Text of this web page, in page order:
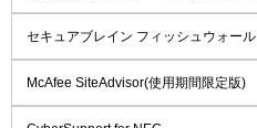
セキュアブレイン フィッシュウォール
McAfee SiteAdvisor(使用期間限定版)